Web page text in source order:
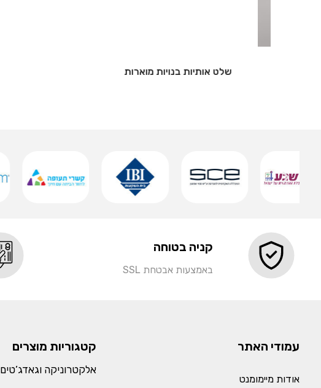
שלט אותיות מואר
קניה בטוחה
באמצעות אבטחת SSL
עמודי האתר
אודות מיימומנט
קטגוריות מוצרים
אלקטרוניקה וגאדג’טים